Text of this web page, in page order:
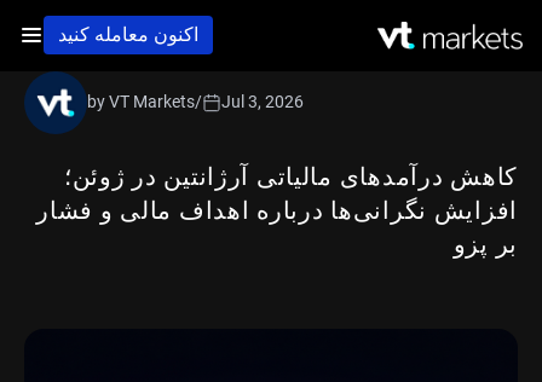
اکنون معامله کنید
کاهش درآمدهای مالیاتی آرژانتین در ژوئن؛
افزایش نگرانی‌ها درباره اهداف مالی و فشار
بر پزو
by VT Markets/ Jul 3, 2026